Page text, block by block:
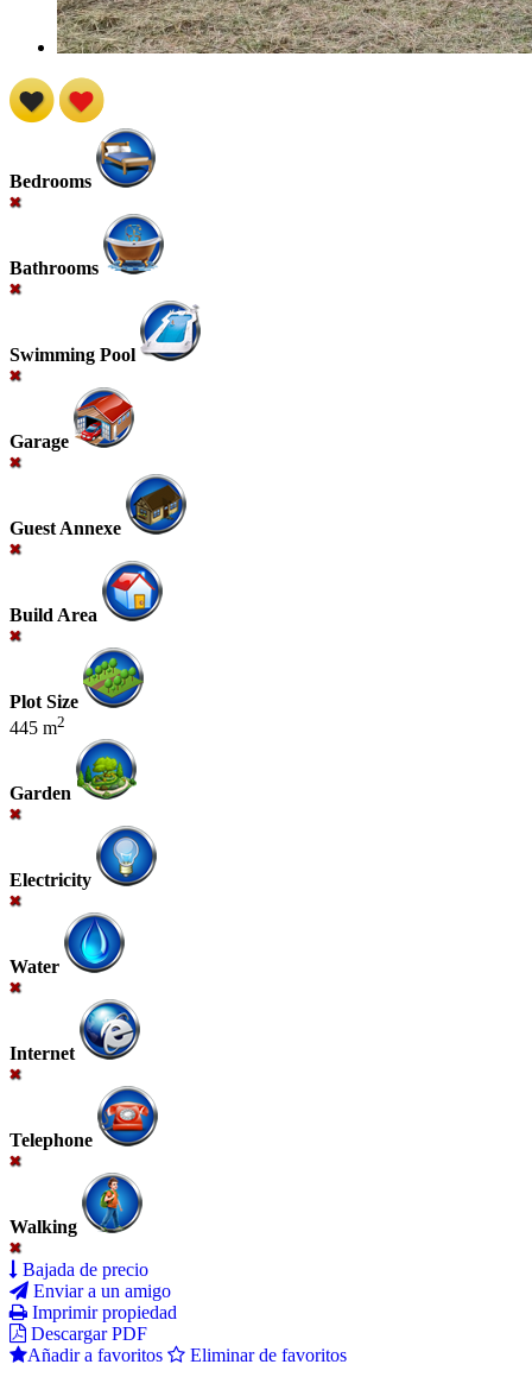
Bedrooms
Bathrooms
Swimming Pool
Garage
Guest Annexe
Build Area
Plot Size
445 m2
Garden
Electricity
Water
Internet
Telephone
Walking
Bajada de precio
Enviar a un amigo
Imprimir propiedad
Descargar PDF
Añadir a favoritos
Eliminar de favoritos